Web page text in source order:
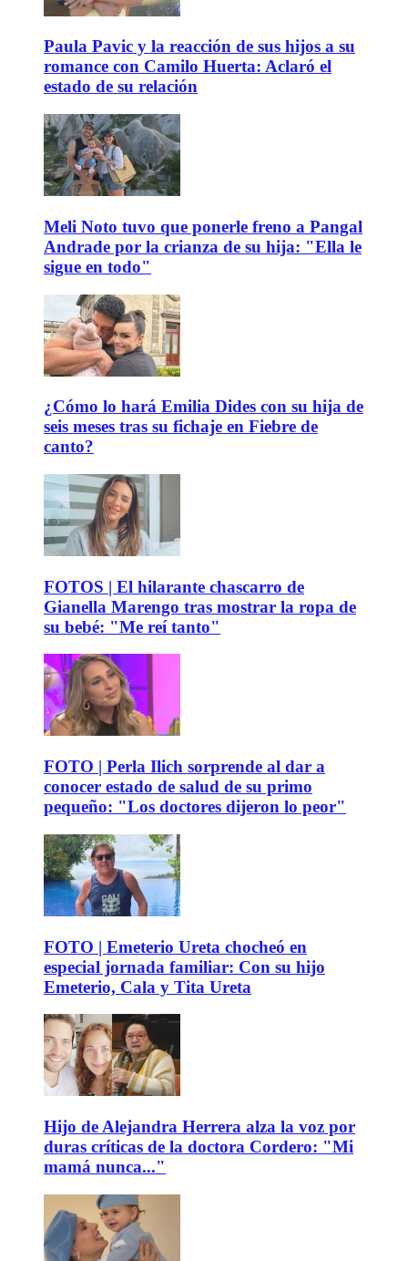
Paula Pavic y la reacción de sus hijos a su
romance con Camilo Huerta: Aclaró el
estado de su relación
Meli Noto tuvo que ponerle freno a Pangal
Andrade por la crianza de su hija: "Ella le
sigue en todo"
¿Cómo lo hará Emilia Dides con su hija de
seis meses tras su fichaje en Fiebre de
canto?
FOTOS | El hilarante chascarro de
Gianella Marengo tras mostrar la ropa de
su bebé: "Me reí tanto"
FOTO | Perla Ilich sorprende al dar a
conocer estado de salud de su primo
pequeño: "Los doctores dijeron lo peor"
FOTO | Emeterio Ureta chocheó en
especial jornada familiar: Con su hijo
Emeterio, Cala y Tita Ureta
Hijo de Alejandra Herrera alza la voz por
duras críticas de la doctora Cordero: "Mi
mamá nunca..."